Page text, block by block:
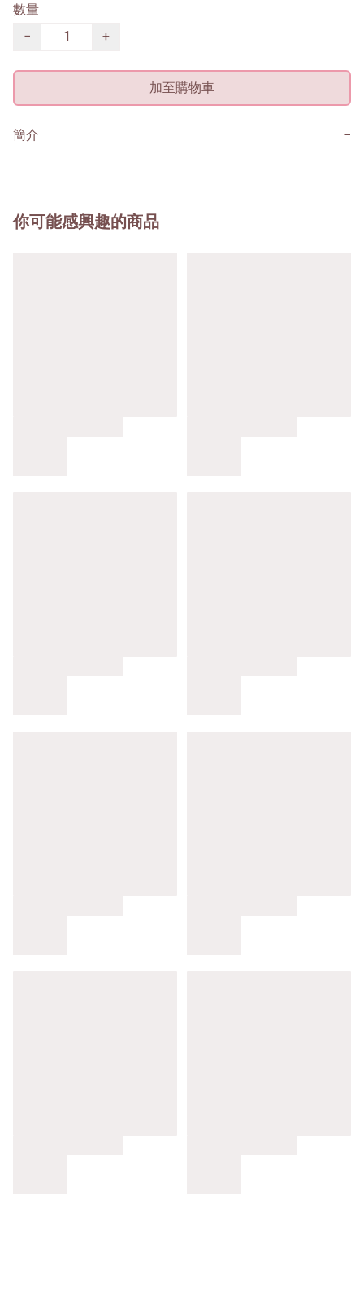
數量
−
+
加至購物車
簡介 −
你可能感興趣的商品